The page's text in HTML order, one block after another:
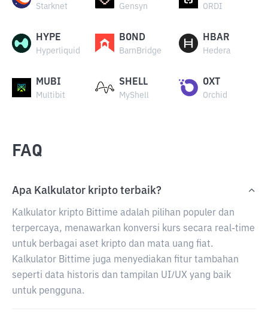
Starknet Gensyn ORDI
HYPE
Hyperliquid
BOND
BarnBridge
HBAR
Hedera
MUBI
Multibit
SHELL
MyShell
OXT
Orchid
FAQ
Apa Kalkulator kripto terbaik?
Kalkulator kripto Bittime adalah pilihan populer dan
terpercaya, menawarkan konversi kurs secara real-time
untuk berbagai aset kripto dan mata uang fiat.
Kalkulator Bittime juga menyediakan fitur tambahan
seperti data historis dan tampilan UI/UX yang baik
untuk pengguna.